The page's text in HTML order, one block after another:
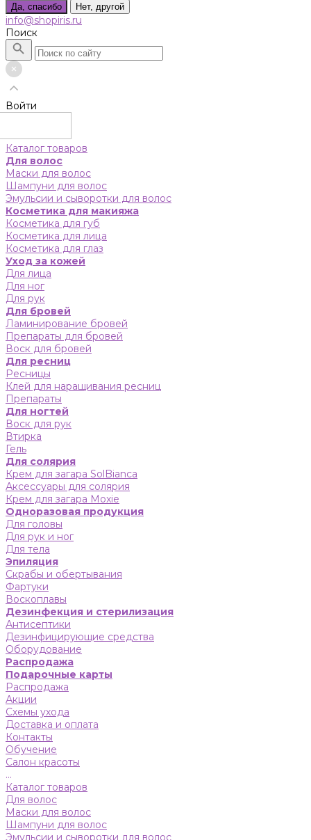
Да, спасибо Нет, другой
info@shopiris.ru
Поиск
Войти
Каталог товаров
Для волос
Маски для волос
Шампуни для волос
Эмульсии и сыворотки для волос
Косметика для макияжа
Косметика для губ
Косметика для лица
Косметика для глаз
Уход за кожей
Для лица
Для ног
Для рук
Для бровей
Ламинирование бровей
Препараты для бровей
Воск для бровей
Для ресниц
Ресницы
Клей для наращивания ресниц
Препараты
Для ногтей
Воск для рук
Втирка
Гель
Для солярия
Крем для загара SolBianca
Аксессуары для солярия
Крем для загара Moxie
Одноразовая продукция
Для головы
Для рук и ног
Для тела
Эпиляция
Скрабы и обертывания
Фартуки
Воскоплавы
Дезинфекция и стерилизация
Антисептики
Дезинфицирующие средства
Оборудование
Распродажа
Подарочные карты
Распродажа
Акции
Схемы ухода
Доставка и оплата
Контакты
Обучение
Салон красоты
...
Каталог товаров
Для волос
Маски для волос
Шампуни для волос
Эмульсии и сыворотки для волос